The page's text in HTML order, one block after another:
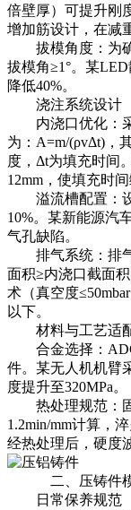
倍壁厚）可提升刚
增加筋设计，在减
拔模角度：为确
拔模角≥1°。某
降低40%。
浇注系统设计
内浇口优化：采
为：A=m/(ρvΔt)，
度，Δt为填充时间
12mm，使填充时间
溢流槽配置：设
10%。某新能源汽
气孔缺陷。
排气系统：排气
面积≥内浇口截面
术（真空度
以下。
材料与工艺适
合金选择：
件。某无人机机臂
度提升至320MPa。
热处理规范：固
1.2min/mm计算，
经热处理后，硬度
二、 压铸件
日常保养规范